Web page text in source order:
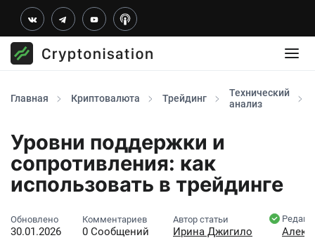
Главная Криптовалюта Трейдинг
Технический
анализ
Уровни поддержки и
сопротивления: как
использовать в трейдинге
Обновлено
30.01.2026
Комментариев
0 Сообщений
Автор статьи
Ирина Джигило